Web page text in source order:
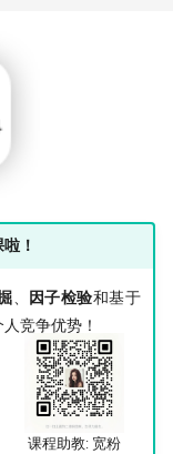
！
、 因子检验和基于
竞争优势！
课程助教: 宽粉